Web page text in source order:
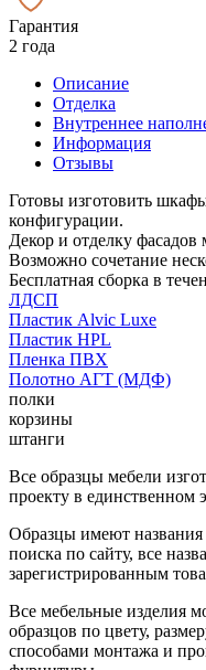
Гарантия
2 года
Описание
Отделка
Внутреннее
Информация
Отзывы
Готовы изготовить
конфигурации.
Декор и отделку
Возможно сочетание
Бесплатная сборка в
ЛДСП
Пластик Alvic Luxe
Пластик HPL
Пленка ПВХ
Полотно АГТ (МДФ)
полки
корзины
штанги
Все образцы мебели
проекту в единственном
Образцы имеют названия
поиска по сайту, все
зарегистрированным
Все мебельные изделия
образцов по цвету,
способами монтажа и